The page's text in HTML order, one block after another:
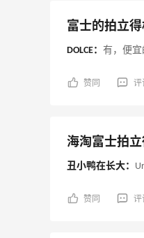
富士的拍立
DOLCE： 有，便宜
赞同 评
海淘富士拍
丑小鸭在长大：
赞同 评